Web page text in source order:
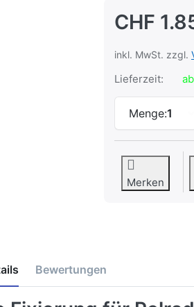
CHF
inkl. MwSt. zzgl.
Lieferzeit:
Menge:1
Merken
Bewertungen